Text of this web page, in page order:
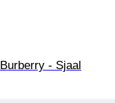
Burberry - Sjaal